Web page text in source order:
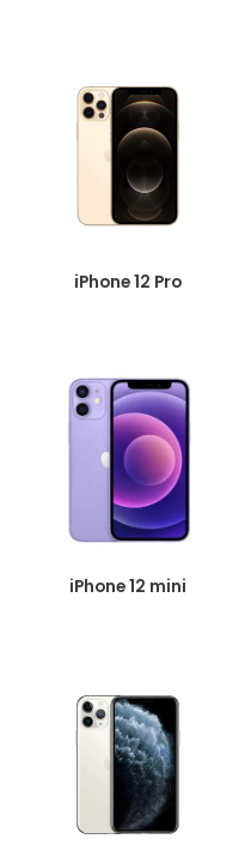
iPhone 12 Pro
iPhone 12 mini